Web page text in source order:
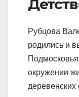
Рубцова
родились и
окружении